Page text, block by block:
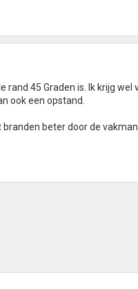
45 Graden is. Ik krijg wel
ook een opstand.
beter door de